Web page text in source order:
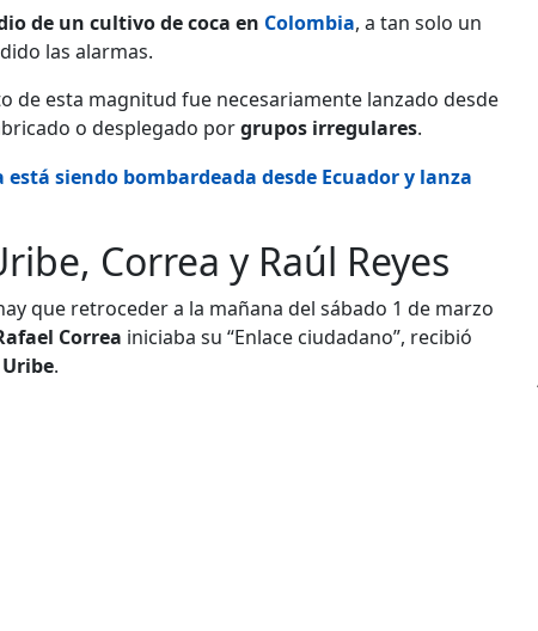
de un cultivo de coca en Colombia, a tan solo un
las alarmas.
de esta magnitud fue necesariamente lanzado desde
o desplegado porgrupos irregulares.
siendo bombardeada desde Ecuador y lanza
Correa y Raúl Reyes
que retroceder a la mañana del sábado 1 de marzo
Correa iniciaba su “Enlace ciudadano”, recibió
.